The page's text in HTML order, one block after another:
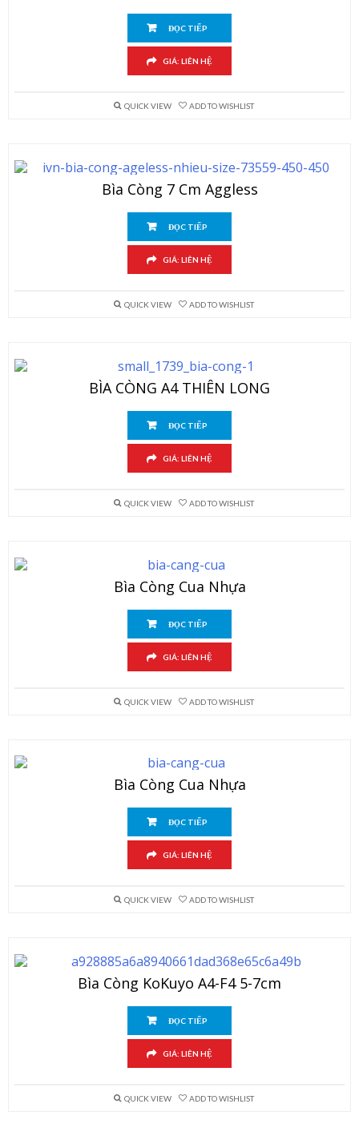
ĐỌC TIẾP
GIÁ: LIÊN HỆ
QUICK VIEW ADD TO WISHLIST
Bìa Còng 7 Cm Aggless
ĐỌC TIẾP
GIÁ: LIÊN HỆ
QUICK VIEW ADD TO WISHLIST
BÌA CÒNG A4 THIÊN LONG
ĐỌC TIẾP
GIÁ: LIÊN HỆ
QUICK VIEW ADD TO WISHLIST
Bìa Còng Cua Nhựa
ĐỌC TIẾP
GIÁ: LIÊN HỆ
QUICK VIEW ADD TO WISHLIST
Bìa Còng Cua Nhựa
ĐỌC TIẾP
GIÁ: LIÊN HỆ
QUICK VIEW ADD TO WISHLIST
Bìa Còng KoKuyo A4-F4 5-7cm
ĐỌC TIẾP
GIÁ: LIÊN HỆ
QUICK VIEW ADD TO WISHLIST